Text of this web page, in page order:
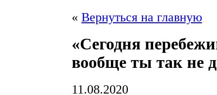
« Вернуться на главную
«Сегодня
вообще ты так не
11.08.2020